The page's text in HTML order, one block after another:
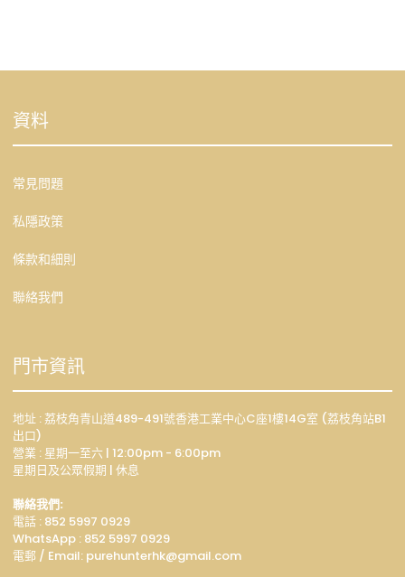
資料
常見問題
私隱政策
條款和細則
聯絡我們
門市資訊
地址 : 荔枝角青山道489-491號香港工業中心C座1樓14G室 (荔枝角站B1
出口)
營業 : 星期一至六 | 12:00pm - 6:00pm
星期日及公眾假期 | 休息
聯絡我們:
電話 : 852 5997 0929
WhatsApp : 852 5997 0929
電郵 / Email: purehunterhk@gmail.com